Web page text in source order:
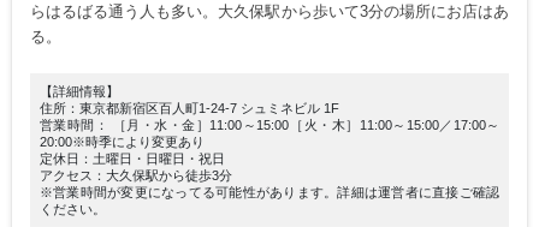
らはるばる通う人も多い。大久保駅から歩いて3分の場所にお店はあ
る。
【詳細情報】
住所：東京都新宿区百人町1-24-7 シュミネビル 1F
営業時間： ［月・水・金］11:00～15:00［火・木］11:00～15:00／17:00～
20:00※時季により変更あり
定休日：土曜日・日曜日・祝日
アクセス：大久保駅から徒歩3分
※営業時間が変更になってる可能性があります。詳細は運営者に直接ご確認
ください。